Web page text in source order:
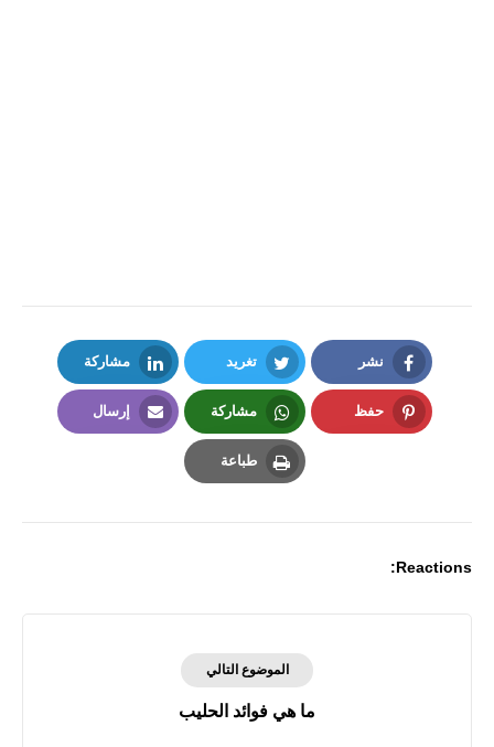
نشر
Facebook
تغريد
Twitter
مشاركة
LinkedIn
حفظ مشاركة
Whatsapp
إرسال
طباعة
Reactions:
الموضوع التالي
ما هي فوائد الحليب